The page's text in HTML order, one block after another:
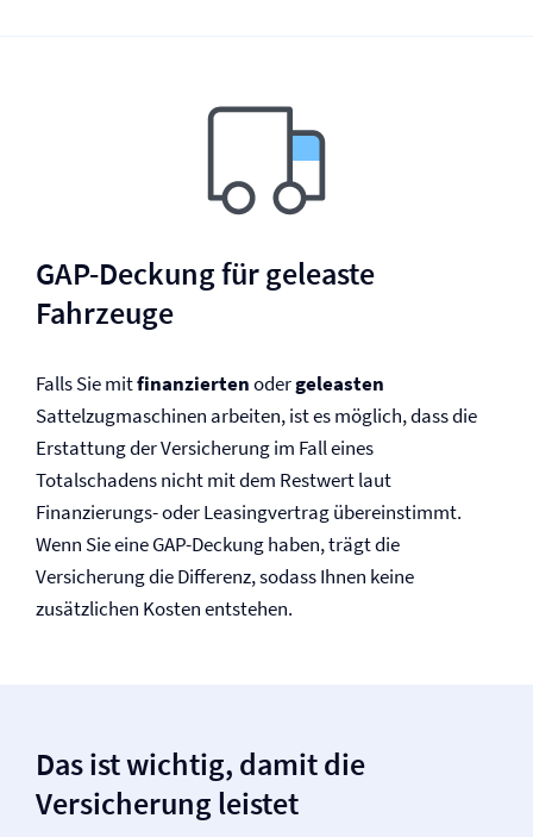
GAP-Deckung für geleaste
Fahrzeuge
Falls Sie mitfinanziertenodergeleasten
Sattelzugmaschinen arbeiten, ist es möglich, dass die
Erstattung der Versicherung im Fall eines
Totalschadens nicht mit dem Restwert laut
Finanzierungs- oder Leasingvertrag übereinstimmt.
Wenn Sie eine GAP-Deckung haben, trägt die
Versicherung die Differenz, sodass Ihnen keine
zusätzlichen Kosten entstehen.
Das ist wichtig, damit die
Versicherung leistet